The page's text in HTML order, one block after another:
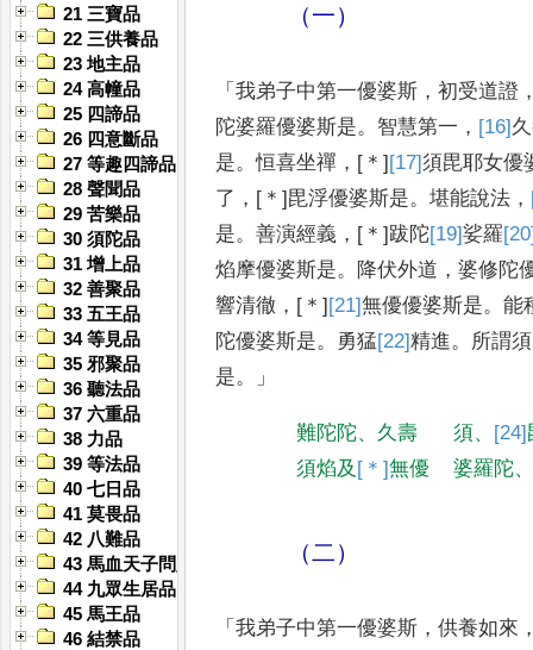
21 三寶品
22 三供養品
23 地主品
24 高幢品
25 四諦品
26 四意斷品
27 等趣四諦品
28 聲聞品
29 苦樂品
30 須陀品
31 增上品
32 善聚品
33 五王品
34 等見品
35 邪聚品
36 聽法品
37 六重品
38 力品
39 等法品
40 七日品
41 莫畏品
42 八難品
43 馬血天子問八政品
44 九眾生居品
45 馬王品
46 結禁品
（一）
「我弟子中第一優婆斯 ，初受道證
陀婆羅優婆斯是。 智慧第一 ， [16] 久
是。恒喜坐禪 ， [＊] [17]須毘耶女優
了 ， [＊] 毘浮優婆斯是。堪能說法 ，
是。善演經義 ， [＊] 跋陀[19]娑羅
焰摩優婆斯是。 降伏外道 ，婆修陀
響清徹 ， [＊] [21]無優優婆斯是。能
陀優婆斯是。 勇猛[22]精進。 所謂須
是。」
難陀陀、 久壽 須、 [24]
須焰及 [＊]無優 婆羅陀
（二）
「我弟子中第一優婆斯 ，供養如來